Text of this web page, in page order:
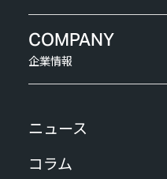
COMPANY
企業情報
ニュース
コラム